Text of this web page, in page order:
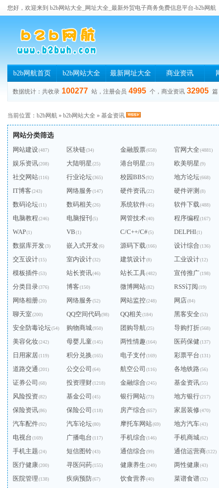
您好，欢迎来到 b2b网站大全_网址大全_最新外贸电子商务免费信息平台-b2b网航
b2b网航首页 b2b网站大全 最新网址大全 商业资讯
数据统计：共收录 100277 站，注册会员 4995 个，商业资讯 32905 篇
当前位置： b2b网航 » b2b网站大全 » 基金资讯
网站分类筛选
网站建设(487) 区块链(34) 金融股票(658) 官网大全(4881)
娱乐资讯(208) 大陆明星(25) 港台明星(23) 欧美明星(9)
社交网站(116) 行业论坛(365) 校园BBS(92) 地方论坛(668)
IT博客(243) 网络服务(147) 硬件资讯(22) 硬件评测 (8)
数码论坛(11) 数码相关(26) 系统软件(45) 软件下载(488)
电脑教程(246) 电脑报刊 (5) 网管技术(40) 程序编程(167)
WAP(1) VB(1) C/C++/C#(5) DELPHI(1)
数据库开发(3) 嵌入式开发(6) 源码下载(166) 设计综合(136)
交互设计(15) 室内设计(32) 建筑设计(8) 工业设计(12)
模板插件(53) 站长资讯(46) 站长工具(482) 宣传推广(198)
分类目录(376) 博客(150) 微博网站(82) RSS订阅(19)
网络相册(20) 网络服务(52) 网站监控(248) 网店(84)
聊天室(200) QQ空间代码(98) QQ相关(184) 黑客安全(53)
安全防毒论坛(54) 购物商城(950) 团购导航(25) 导购打折(568)
美容化妆(242) 母婴儿童(145) 两性情趣(164) 医药保健(137)
日用家居(119) 积分兑换(165) 电子支付(169) 彩票平台(131)
道路交通(201) 公交公司 (64) 航空公司 (116) 各地铁路(56)
证券公司 (68) 投资理财(1218) 金融综合(245) 基金资讯(55)
风险投资(82) 基金公司 (45) 银行网站(73) 地方银行(217)
保险资讯(86) 保险公司 (118) 房产综合(657) 家居装修(470)
汽车配件(92) 汽车论坛(80) 摩托车网站(69) 地方汽车(43)
电视台(169) 广播电台(117) 手机综合(146) 手机商城(62)
手机主题(24) 短信图铃(43) 通信综合(99) 通信运营商(122)
医疗健康(200) 寻医问药(155) 健康养生(249) 两性健康(43)
医院管理(138) 疾病预防(67) 饮食营养(40) 菜谱食谱(32)